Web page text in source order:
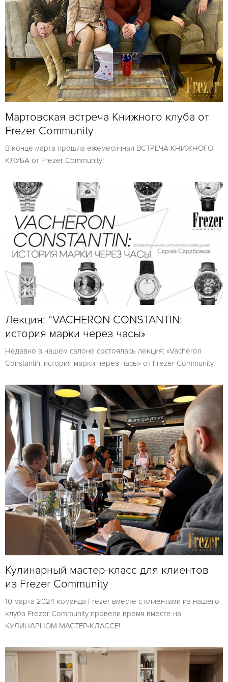
Мартовская встреча Книжного клуба от
Frezer Community
В конце марта прошла ежемесячная ВСТРЕЧА КНИЖНОГО
КЛУБА от Frezer Community!
Лекция: “VACHERON CONSTANTIN:
история марки через часы»
Недавно в нашем салоне состоялась лекция: «Vacheron
Constantin: история марки через часы» от Frezer Community.
Кулинарный мастер-класс для клиентов
из Frezer Community
10 марта 2024 команда Frezer вместе с клиентами из нашего
клуба Frezer Community провели время вместе на
КУЛИНАРНОМ МАСТЕР-КЛАССЕ!